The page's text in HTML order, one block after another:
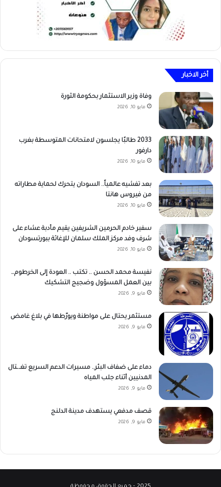
أخر الاخبار
وفاة وزير الاستثمار بحكومة الثورة
مايو 10, 2026
2033 طالبًا يجلسون لامتحانات المتوسطة بغرب
دارفور
مايو 10, 2026
بعد تفشيه عالمياً.. السودان يتحرك لحماية مطاراته
من فيروس هانتا
مايو 10, 2026
سفير خادم الحرمين الشريفين يقيم مأدبة عشاء على
شرف وفد مركز الملك سلمان للإغاثة ببورتسودان
مايو 10, 2026
نفيسة محمد الحسن .. تكتب .. العودة إلى الخرطوم…
بين العمل المسؤول وضجيج التشكيك
مايو 9, 2026
مستثمر يحتال على مواطنة ويورّطها في بلاغ غامض
مايو 9, 2026
دماء على ضفاف البئر.. مسيرات الدعم السريع تغـ.ـتال
المدنيين أثناء جلب المياه
مايو 9, 2026
قصف مدفعي يستهدف مدينة الدلنج
مايو 9, 2026